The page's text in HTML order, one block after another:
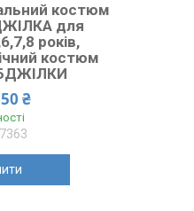
костюм
для
років,
костюм
₴